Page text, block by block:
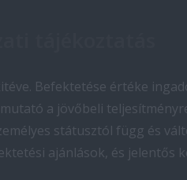
Befektetése értéke
a jövőbeli
státusztól függ és
ajánlások, és jelentős